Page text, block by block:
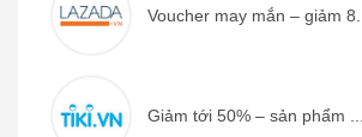
Voucher may mắn – giảm 8...
Giảm tới 50% – sản phẩm ...